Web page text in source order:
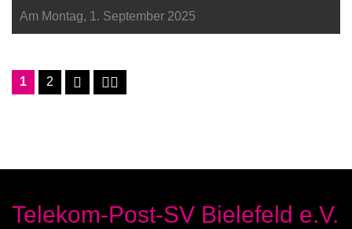
Am Montag, 1. September 2025
1 2
Telekom-Post-SV Bielefeld e.V.